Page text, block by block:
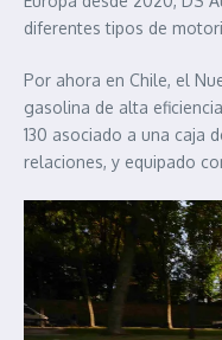
diferentes tipos de
Por ahora en Chile, el
gasolina de alta
130 asociado a una caja
relaciones, y equipado